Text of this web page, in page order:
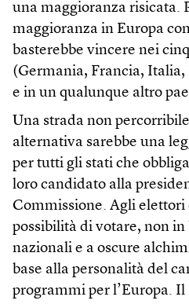
una maggioranza risicata.
maggioranza in Europa
basterebbe vincere nei
(Germania, Francia, Italia,
e in un qualunque altro
Una strada non
alternativa sarebbe una
per tutti gli stati che
loro candidato alla
Commissione. Agli elettori
possibilità di votare, non in
nazionali e a oscure
base alla personalità del
programmi per l’Europa. Il